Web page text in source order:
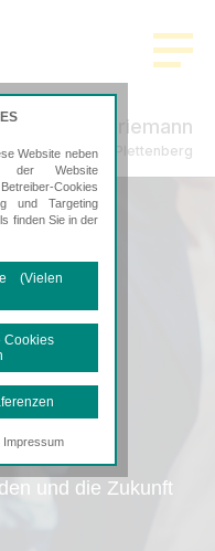
Feldner Friemann
in Halver und Plettenberg
und die Zukunft
Website neben
der Website
Cookies
und Targeting
finden Sie in der
(Vielen
um die
der Website
Impressum